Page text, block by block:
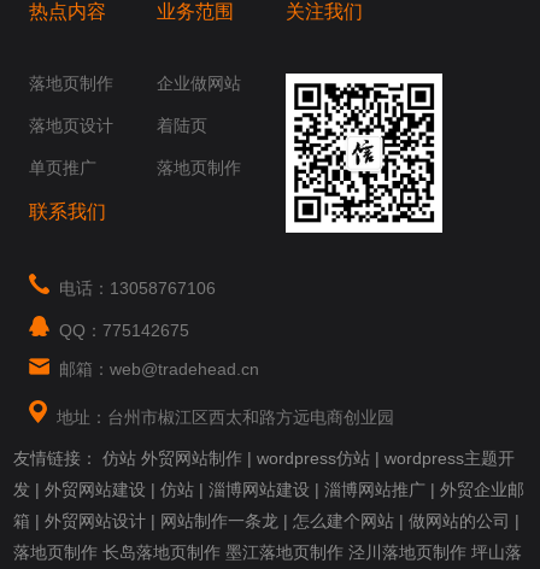
热点内容
落地页制作
落地页设计
单页推广
业务范围
企业做网站
着陆页
落地页制作
关注我们
联系我们
电话：13058767106
QQ：775142675
邮箱：web@tradehead.cn
地址：台州市椒江区西太和路方远电商创业园
友情链接：仿站 外贸网站制作 |wordpress仿站 |wordpress主题开
发 |外贸网站建设 |仿站 |淄博网站建设 |淄博网站推广 |外贸企业邮
箱 |外贸网站设计 | 网站制作一条龙 |怎么建个网站 |做网站的公司 |
落地页制作 长岛落地页制作 墨江落地页制作 泾川落地页制作 坪山落